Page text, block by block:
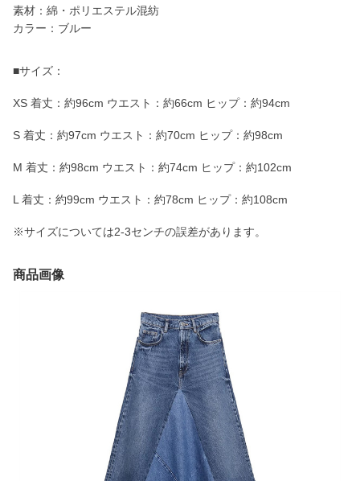
素材：綿・ポリエステル混紡
カラー：ブルー
■サイズ：
XS 着丈：約96cm ウエスト：約66cm ヒップ：約94cm
S 着丈：約97cm ウエスト：約70cm ヒップ：約98cm
M 着丈：約98cm ウエスト：約74cm ヒップ：約102cm
L 着丈：約99cm ウエスト：約78cm ヒップ：約108cm
※サイズについては2-3センチの誤差があります。
商品画像